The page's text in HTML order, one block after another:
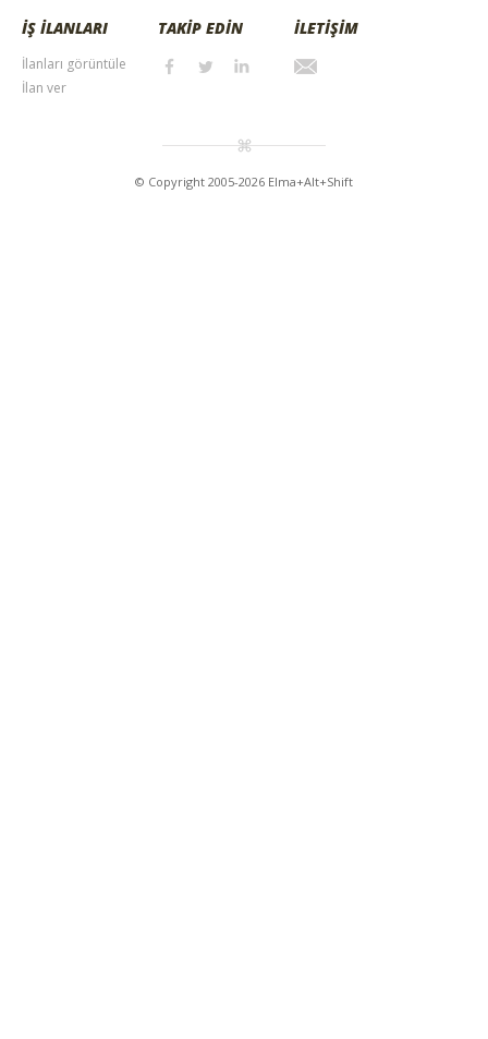
İŞ İLANLARI
İlanları görüntüle
İlan ver
TAKİP EDİN İLETİŞİM
© Copyright 2005-2026 Elma+Alt+Shift